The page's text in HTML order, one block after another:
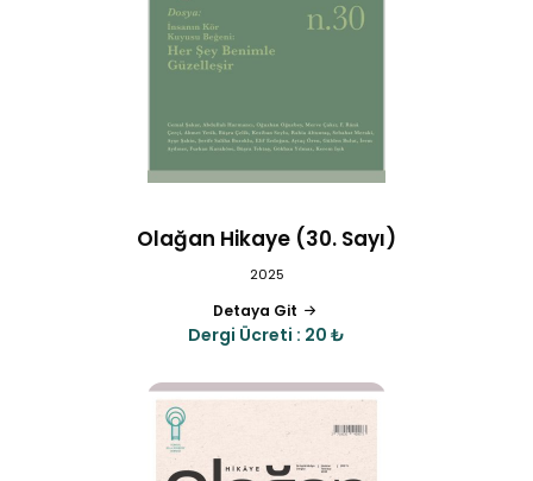
Olağan Hikaye (30. Sayı)
2025
Detaya Git
Dergi Ücreti : 20 ₺